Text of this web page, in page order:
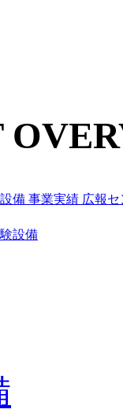
設備 事業実績 広報
設備